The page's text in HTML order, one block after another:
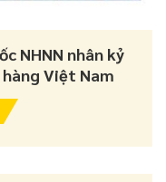
NHNN nhân kỷ
Việt Nam